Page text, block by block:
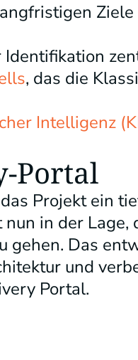
, das die
Intelligenz
Portal
Projekt ein
in der Lage,
gehen. Das
und
Portal.